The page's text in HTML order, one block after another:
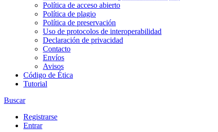
Política de acceso abierto
Política de plagio
Política de preservación
Uso de protocolos de interoperabilidad
Declaración de privacidad
Contacto
Envíos
Avisos
Código de Ética
Tutorial
Buscar
Registrarse
Entrar